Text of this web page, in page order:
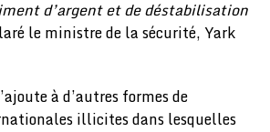
d’argent et de déstabilisation
le ministre de la sécurité, Yark
à d’autres formes de
illicites dans lesquelles